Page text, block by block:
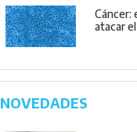
Cáncer:
atacar
NOVEDADES